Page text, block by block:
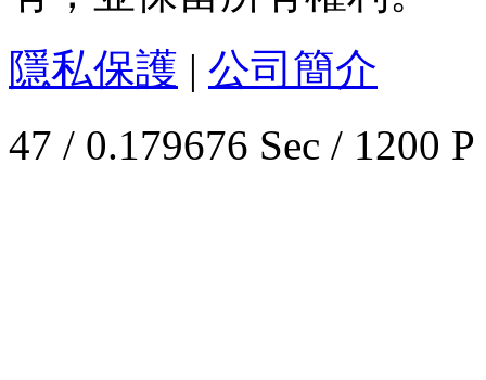
隱私保護 | 公司簡介
47 / 0.179676 Sec / 1200